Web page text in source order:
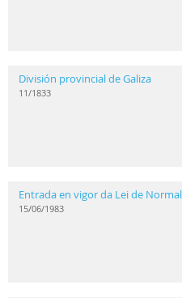
División provincial de Galiza
11/1833
Entrada en vigor da Lei de
15/06/1983